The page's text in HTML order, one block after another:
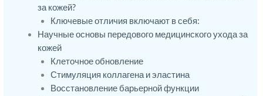
за кожей?
Ключевые отличия включают в себя:
Научные основы передового медицинского ухода за
кожей
Клеточное обновление
Стимуляция коллагена и эластина
Восстановление барьерной функции